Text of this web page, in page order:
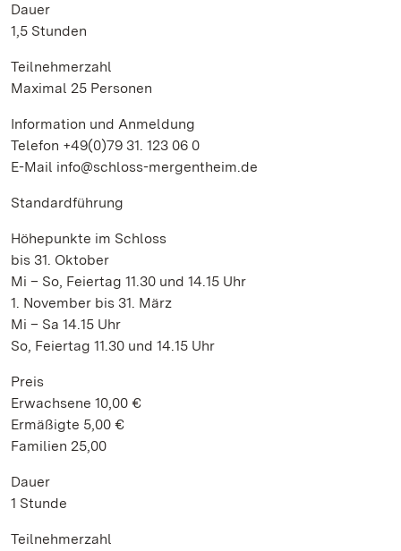
Dauer
1,5 Stunden
Teilnehmerzahl
Maximal 25 Personen
Information und Anmeldung
Telefon +49(0)79 31. 123 06 0
E-Mail info@schloss-mergentheim.de
Standardführung
Höhepunkte im Schloss
bis 31. Oktober
Mi – So, Feiertag 11.30 und 14.15 Uhr
1. November bis 31. März
Mi – Sa 14.15 Uhr
So, Feiertag 11.30 und 14.15 Uhr
Preis
Erwachsene 10,00 €
Ermäßigte 5,00 €
Familien 25,00
Dauer
1 Stunde
Teilnehmerzahl